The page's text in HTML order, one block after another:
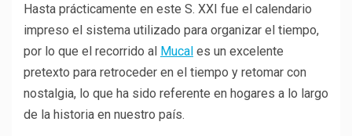
Hasta prácticamente en este S. XXI fue el calendario
impreso el sistema utilizado para organizar el tiempo,
por lo que el recorrido al Mucal es un excelente
pretexto para retroceder en el tiempo y retomar con
nostalgia, lo que ha sido referente en hogares a lo largo
de la historia en nuestro país.